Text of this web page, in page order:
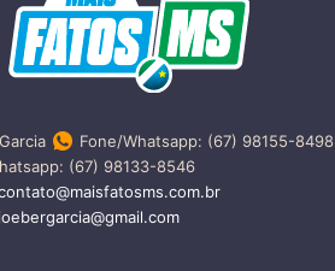
Fone/Whatsapp: (67) 98155-8498
(67) 98133-8546
joebergarcia@gmail.com